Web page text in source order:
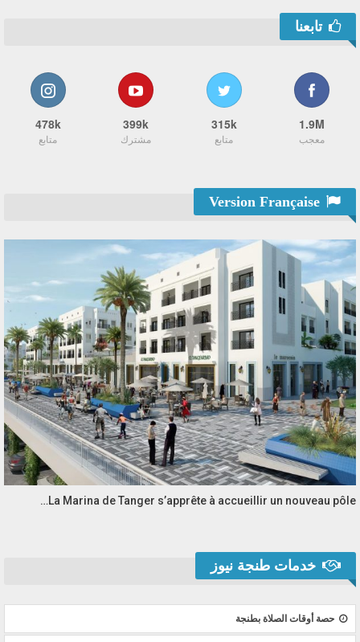
تابعنا
1.9M
معجب
315k
متابع
399k
مشترك
478k
متابع
La Marina de Tanger s’apprête à accueillir un nouveau pôle…
خدمات طنجة نيوز
حصة أوقات الصلاة بطنجة